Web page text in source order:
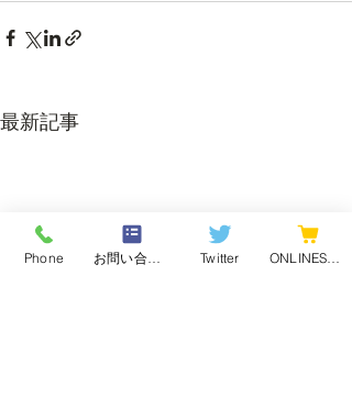
最新記事
Phone お問い合わせフォーム Twitter